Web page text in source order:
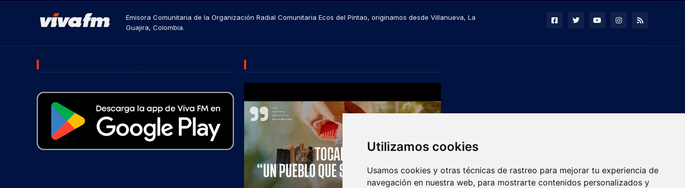
Utilizamos cookies
Usamos cookies y otras técnicas de rastreo para mejorar tu experiencia de
navegación en nuestra web, para mostrarte contenidos personalizados y
Emisora Comunitaria de la Organización Radial Comunitaria Ecos del Pintao, originamos desde Villanueva, La
Guajira, Colombia.